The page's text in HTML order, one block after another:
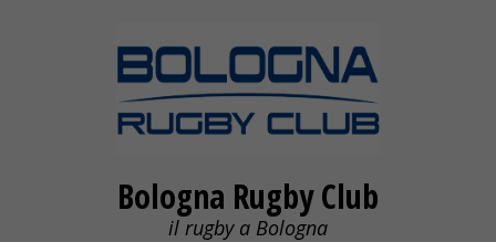
Bologna Rugby Club
il rugby a Bologna